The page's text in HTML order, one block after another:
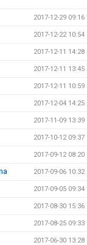
2017-12-29 09:16
2017-12-22 10:54
2017-12-11 14:28
2017-12-11 13:45
2017-12-11 10:59
2017-12-04 14:25
2017-11-09 13:39
2017-10-12 09:37
2017-09-12 08:20
2017-09-06 10:32
2017-09-05 09:34
2017-08-30 15:36
2017-08-25 09:33
2017-06-30 13:28